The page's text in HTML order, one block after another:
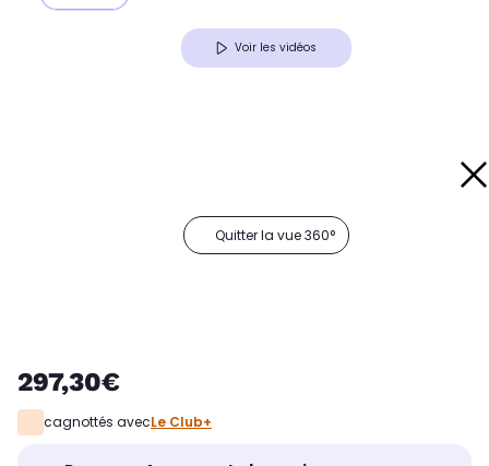
Voir les vidéos
Quitter la vue 360°
297,30€
cagnottés avecLe Club+